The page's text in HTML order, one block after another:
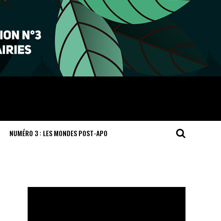
NUMÉRO 3 : LES MONDES POST-APO
Lecteur